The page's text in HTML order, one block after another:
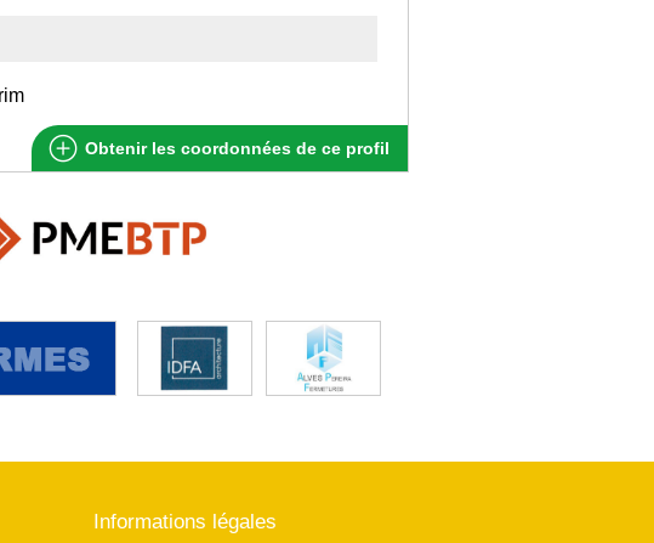
Obtenir les coordonnées de ce profil
Informations légales